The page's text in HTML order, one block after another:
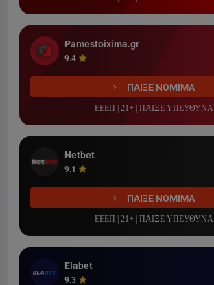
Pamestoixima.gr
9.4
ΠΑΙΞΕ ΝΟΜΙΜΑ
ΕΕΕΠ | 21+ | ΠΑΙΞΕ ΥΠΕΥΘΥΝΑ
Netbet
9.1
ΠΑΙΞΕ ΝΟΜΙΜΑ
ΕΕΕΠ | 21+ | ΠΑΙΞΕ ΥΠΕΥΘΥΝΑ
Elabet
9.3